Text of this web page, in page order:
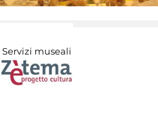
Servizi museali